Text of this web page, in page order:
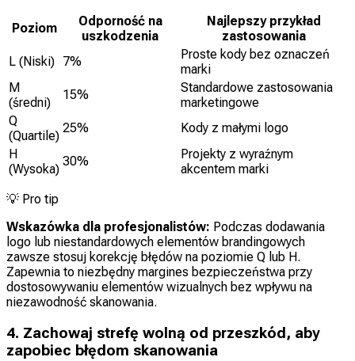
Poziom
Odporność na
uszkodzenia
Najlepszy przykład
zastosowania
L (Niski) 7%
Proste kody bez oznaczeń
marki
M
(średni)
15%
Standardowe zastosowania
marketingowe
Q
(Quartile)
25%
Kody z małymi logo
H
(Wysoka)
30%
Projekty z wyraźnym
akcentem marki
💡 Pro tip
Wskazówka dla profesjonalistów: Podczas dodawania
logo lub niestandardowych elementów brandingowych
zawsze stosuj korekcję błędów na poziomie Q lub H.
Zapewnia to niezbędny margines bezpieczeństwa przy
dostosowywaniu elementów wizualnych bez wpływu na
niezawodność skanowania.
4. Zachowaj strefę wolną od przeszkód, aby
zapobiec błędom skanowania